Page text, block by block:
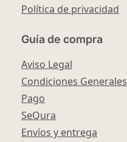
Política de privacidad
Guía de compra
Aviso Legal
Condiciones Generales
Pago
SeQura
Envíos y entrega